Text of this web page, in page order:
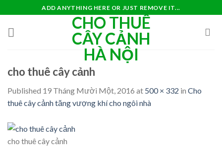
content
ADD ANYTHING HERE OR JUST REMOVE IT...
CHO THUÊ
CÂY CẢNH
HÀ NỘI
cho thuê cây cảnh
Published 19 Tháng Mười Một, 2016 at 500 × 332 in Cho
thuê cây cảnh tăng vượng khí cho ngôi nhà
cho thuê cây cảnh